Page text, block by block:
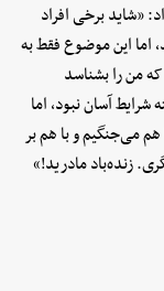
«شاید برخی افراد
این موضوع فقط به
من را بشناسد
آسان نبود، اما
می‌جنگیم و با هم بر
زنده‌باد مادرید!»